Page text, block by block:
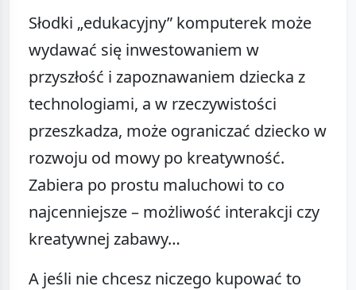
Słodki „edukacyjny” komputerek może
wydawać się inwestowaniem w
przyszłość i zapoznawaniem dziecka z
technologiami, a w rzeczywistości
przeszkadza, może ograniczać dziecko w
rozwoju od mowy po kreatywność.
Zabiera po prostu maluchowi to co
najcenniejsze – możliwość interakcji czy
kreatywnej zabawy…
A jeśli nie chcesz niczego kupować to